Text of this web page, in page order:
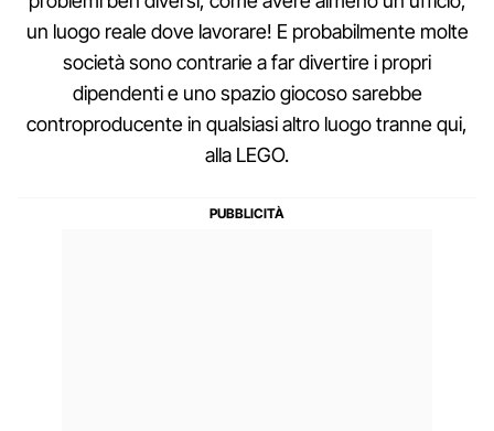
un luogo reale dove lavorare! E probabilmente molte
società sono contrarie a far divertire i propri
dipendenti e uno spazio giocoso sarebbe
controproducente in qualsiasi altro luogo tranne qui,
alla LEGO.